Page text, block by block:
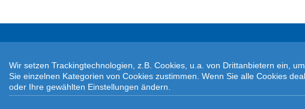
Wir setzen Trackingtechnologien, z.B. Cookies, u.a. von Drittanbietern ein,
Sie einzelnen Kategorien von Cookies zustimmen. Wenn Sie alle Cookies
oder Ihre gewählten Einstellungen ändern.